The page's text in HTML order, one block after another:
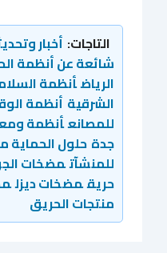
التاجات: أخبار
شائعة عن أنظمة
الرياضأنظمة
الشرقية أنظمة
للمصانعأنظمة
جدة حلول الحماية
للمنشآتمضخات
حريقمضخات ديزل
منتجات الحريق